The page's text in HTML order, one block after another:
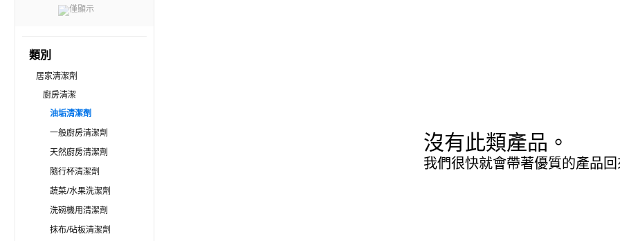
僅顯示
類別
居家清潔劑
廚房清潔
油垢清潔劑
一般廚房清潔劑
天然廚房清潔劑
隨行杯清潔劑
蔬菜/水果洗潔劑
洗碗機用清潔劑
抹布/砧板清潔劑
沒有此類產品。
我們很快就會帶著優質的產品